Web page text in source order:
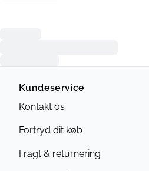
Kundeservice
Kontakt os
Fortryd dit køb
Fragt & returnering